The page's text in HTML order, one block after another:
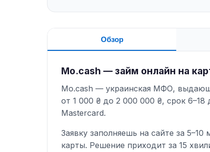
Обзор
Mo.cash — займ онлайн на
Mo.cash — украинская МФО,
от 1 000 ₴ до 2 000 000 ₴, срок
Mastercard.
Заявку заполняешь на сайте за
карты. Решение приходит за 15